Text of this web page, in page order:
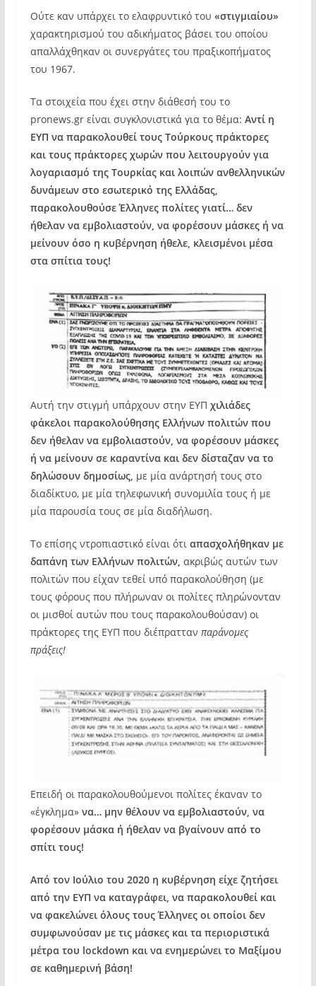
Ούτε καν υπάρχει το ελαφρυντικό του «στιγμιαίου»
χαρακτηρισμού του αδικήματος βάσει του οποίου
απαλλάχθηκαν οι συνεργάτες του πραξικοπήματος
του 1967.
Τα στοιχεία που έχει στην διάθεσή του το
pronews.gr είναι συγκλονιστικά για το θέμα: Αντί η
ΕΥΠ να παρακολουθεί τους Τούρκους πράκτορες
και τους πράκτορες χωρών που λειτουργούν για
λογαριασμό της Τουρκίας και λοιπών ανθελληνικών
δυνάμεων στο εσωτερικό της Ελλάδας,
παρακολουθούσε Έλληνες πολίτες γιατί… δεν
ήθελαν να εμβολιαστούν, να φορέσουν μάσκες ή να
μείνουν όσο η κυβέρνηση ήθελε, κλεισμένοι μέσα
στα σπίτια τους!
Αυτή την στιγμή υπάρχουν στην ΕΥΠ χιλιάδες
φάκελοι παρακολούθησης Ελλήνων πολιτών που
δεν ήθελαν να εμβολιαστούν, να φορέσουν μάσκες
ή να μείνουν σε καραντίνα και δεν δίσταζαν να το
δηλώσουν δημοσίως, με μία ανάρτησή τους στο
διαδίκτυο, με μία τηλεφωνική συνομιλία τους ή με
μία παρουσία τους σε μία διαδήλωση.
Το επίσης ντροπιαστικό είναι ότι απασχολήθηκαν με
δαπάνη των Ελλήνων πολιτών, ακριβώς αυτών των
πολιτών που είχαν τεθεί υπό παρακολούθηση (με
τους φόρους που πλήρωναν οι πολίτες πληρώνονταν
οι μισθοί αυτών που τους παρακολουθούσαν) οι
πράκτορες της ΕΥΠ που διέπρατταν παράνομες
πράξεις!
Επειδή οι παρακολουθούμενοι πολίτες έκαναν το
«έγκλημα» να… μην θέλουν να εμβολιαστούν, να
φορέσουν μάσκα ή ήθελαν να βγαίνουν από το
σπίτι τους!
Από τον Ιούλιο του 2020 η κυβέρνηση είχε ζητήσει
από την ΕΥΠ να καταγράφει, να παρακολουθεί και
να φακελώνει όλους τους Έλληνες οι οποίοι δεν
συμφωνούσαν με τις μάσκες και τα περιοριστικά
μέτρα του lockdown και να ενημερώνει το Μαξίμου
σε καθημερινή βάση!